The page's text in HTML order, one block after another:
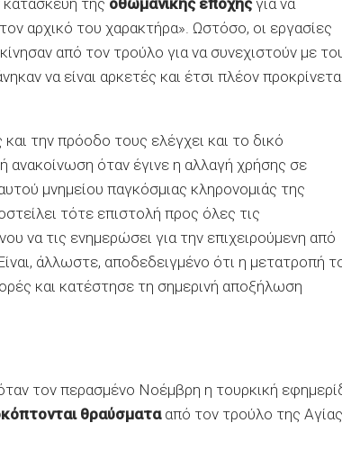
κατασκευή της οθωμανικής εποχήςγια να
αρχικό του χαρακτήρα». Ωστόσο, οι εργασίες
από τον τρούλο για να συνεχιστούν με
να είναι αρκετές και έτσι πλέον
την πρόοδο τους ελέγχει και το δικό
ανακοίνωση όταν έγινε η αλλαγή χρήσης σε
μνημείου παγκόσμιας κληρονομιάς της
τότε επιστολή προς όλες τις
να τις ενημερώσει για την επιχειρούμενη από
άλλωστε, αποδεδειγμένο ότι η μετατροπή
και κατέστησε τη σημερινή αποξήλωση
τον περασμένο Νοέμβρη η τουρκική
θραύσματααπό τον τρούλο της Αγίας